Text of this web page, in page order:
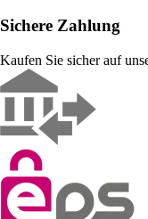
Sichere Zahlung
Kaufen Sie sicher auf